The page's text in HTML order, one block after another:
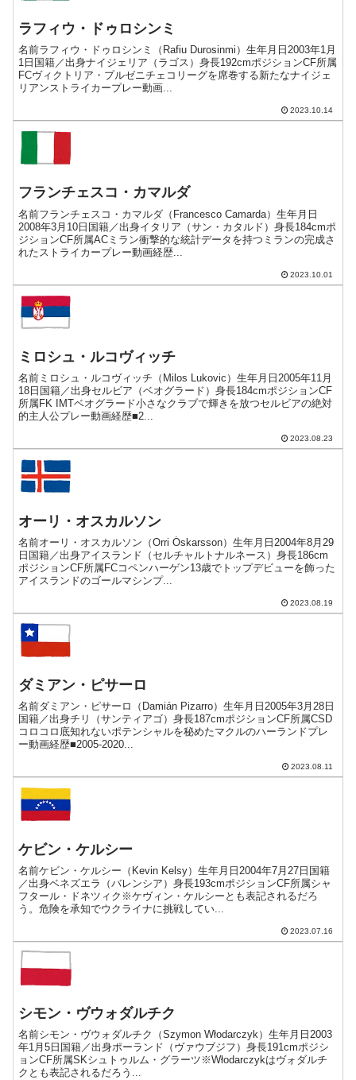
ラフィウ・ドゥロシンミ
名前ラフィウ・ドゥロシンミ（Rafiu Durosinmi）生年月日2003年1月
1日国籍／出身ナイジェリア（ラゴス）身長192cmポジションCF所属
FCヴィクトリア・プルゼニチェコリーグを席巻する新たなナイジェ
リアンストライカープレー動画...
2023.10.14
フランチェスコ・カマルダ
名前フランチェスコ・カマルダ（Francesco Camarda）生年月日
2008年3月10日国籍／出身イタリア（サン・カタルド）身長184cmポ
ジションCF所属ACミラン衝撃的な統計データを持つミランの完成さ
れたストライカープレー動画経歴...
2023.10.01
ミロシュ・ルコヴィッチ
名前ミロシュ・ルコヴィッチ（Milos Lukovic）生年月日2005年11月
18日国籍／出身セルビア（ベオグラード）身長184cmポジションCF
所属FK IMTベオグラード小さなクラブで輝きを放つセルビアの絶対
的主人公プレー動画経歴■2...
2023.08.23
オーリ・オスカルソン
名前オーリ・オスカルソン（Orri Óskarsson）生年月日2004年8月29
日国籍／出身アイスランド（セルチャルトナルネース）身長186cm
ポジションCF所属FCコペンハーゲン13歳でトップデビューを飾った
アイスランドのゴールマシンプ...
2023.08.19
ダミアン・ピサーロ
名前ダミアン・ピサーロ（Damián Pizarro）生年月日2005年3月28日
国籍／出身チリ（サンティアゴ）身長187cmポジションCF所属CSD
コロコロ底知れないポテンシャルを秘めたマクルのハーランドプレ
ー動画経歴■2005-2020...
2023.08.11
ケビン・ケルシー
名前ケビン・ケルシー（Kevin Kelsy）生年月日2004年7月27日国籍
／出身ベネズエラ（バレンシア）身長193cmポジションCF所属シャ
フタール・ドネツィク※ケヴィン・ケルシーとも表記されるだろ
う。危険を承知でウクライナに挑戦してい...
2023.07.16
シモン・ヴウォダルチク
名前シモン・ヴウォダルチク（Szymon Włodarczyk）生年月日2003
年1月5日国籍／出身ポーランド（ヴァウブジフ）身長191cmポジシ
ョンCF所属SKシュトゥルム・グラーツ※Włodarczykはヴォダルチ
クとも表記されるだろう...